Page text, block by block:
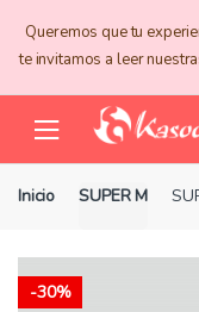
navigation
content
Queremos que tu
te invitamos a leer
Inicio SUPER M
-30%